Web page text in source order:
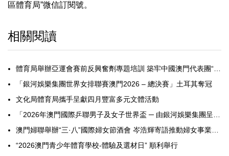
區體育局”微信訂閱號。
相關閱讀
「銀河娛樂集團世界女排聯賽澳門2026 – 總決賽」土耳其奪冠
文化局體育局攜手呈獻四月豐富多元文體活動
“2026澳門青少年體育學校-體驗及選材日” 順利舉行